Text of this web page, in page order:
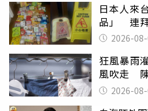
日本人來
品」 連
滑」告示
2026-
狂風暴雨
風吹走
友 2026-